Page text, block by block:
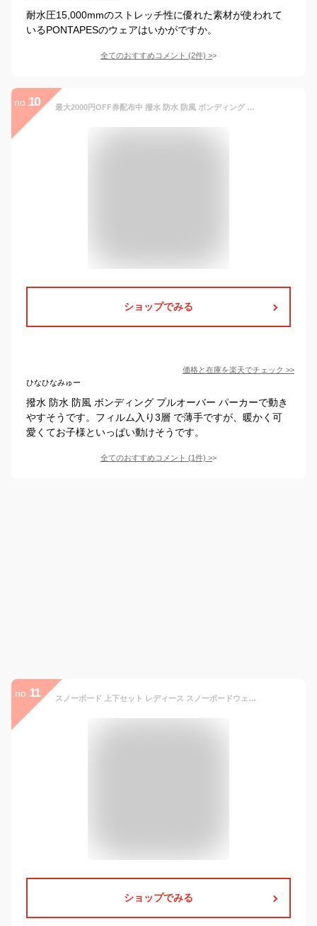
耐水圧15,000mmのストレッチ性に優れた素材が使われて
いるPONTAPESのウェアはいかがですか。
全てのおすすめコメント (2件) >
no. 10 最大2000円OFF券配布中 撥水 防水 防風 ボンディング プルオーバー パーカー フィルム入り3層 ブロックテック メンズ レディース ストレッチ スノーボードウェア スキーウェア スノボウェア ボードウェア スノボ スノーボード スキー ウェア ウエア age-76FB
ショップでみる
価格と在庫を楽天でチェック >>
ひなひなみゅー
撥水 防水 防風 ボンディング プルオーバー パーカーで動き
やすそうです。フィルム入り3層 で薄手ですが、暖かく可
愛くてお子様といっぱい動けそうです。
全てのおすすめコメント (1件) >
no. 11 スノーボード 上下セット レディース スノーボードウェア スキーウェア 耐水圧 撥水 防水 防寒 防風 保温 通気 アウトドア おしゃれ ジャケット コート スポーツコート アウタージャケット S
ショップでみる